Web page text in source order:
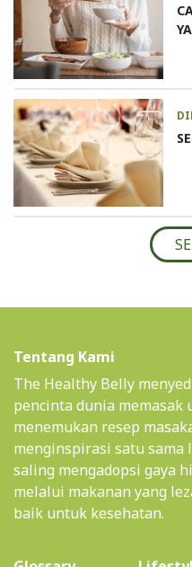
Tentang Kami
The Healthy Belly
pencinta dunia
menemukan resep
menginspirasi satu sama
saling mengadopsi gaya
melalui makanan yang
baik untuk kesehatan.